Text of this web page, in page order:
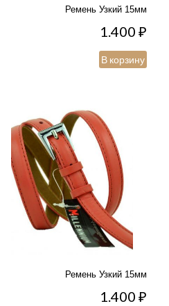
Ремень Узкий 15мм
1.400₽
В корзину
Ремень Узкий 15мм
1.400₽